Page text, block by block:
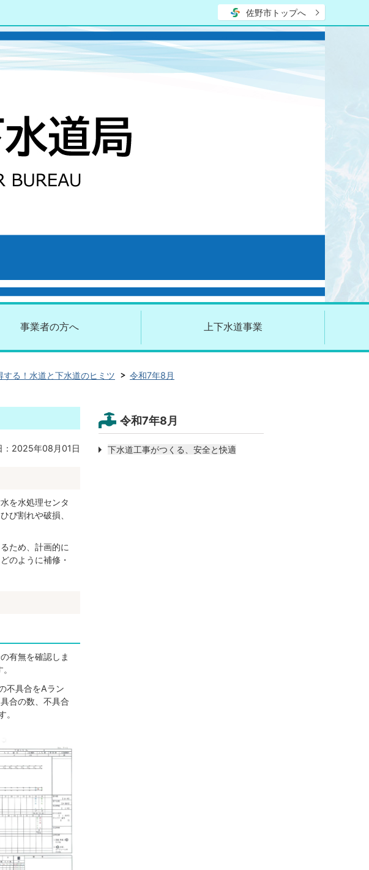
佐野市トップへ
事業者の方へ 上下水道事業
する！水道と下水道のヒミツ
令和7年8月
：2025年08月01日
を水処理センタ
び割れや破損、
ため、計画的に
のように補修・
有無を確認しま
不具合をAラン
合の数、不具合
令和7年8月
下水道工事がつくる、安全と快適